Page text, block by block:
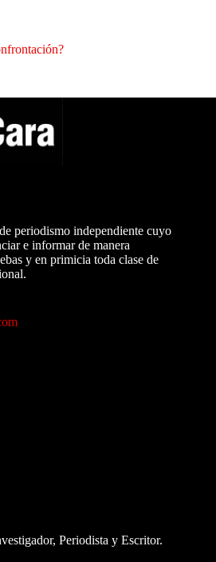
periodismo independiente cuyo
e informar de manera
y en primicia toda clase de
Periodista y Escritor.